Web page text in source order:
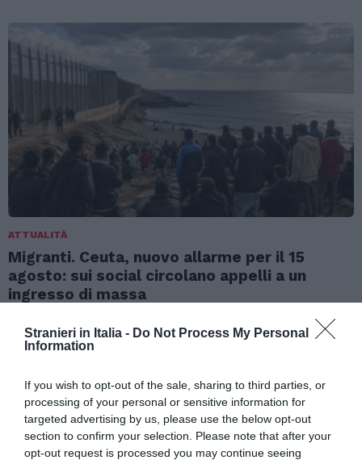
Stranieri in Italia - Do Not Process My Personal
Information
If you wish to opt-out of the sale, sharing to third parties, or
processing of your personal or sensitive information for
targeted advertising by us, please use the below opt-out
section to confirm your selection. Please note that after your
opt-out request is processed you may continue seeing
ATTUALITÀ
Migranti. Ceuta, nuovo allarme per il 15
agosto: sui social circolano appelli a un
ingresso di massa